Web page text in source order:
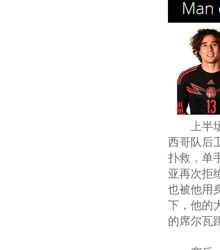
上半场
西哥队后
扑救，单
亚再次拒
也被他用
下，他的
的席尔瓦